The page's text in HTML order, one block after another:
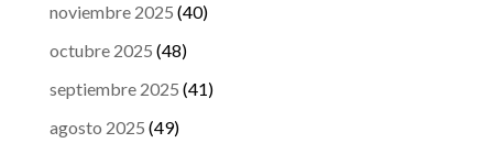
noviembre 2025 (40)
octubre 2025 (48)
septiembre 2025 (41)
agosto 2025 (49)